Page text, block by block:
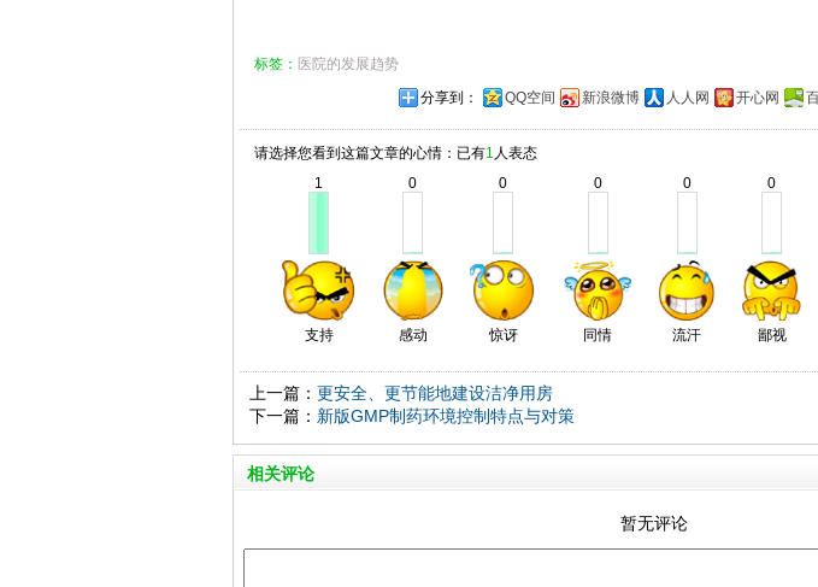
标签： 医院的发展趋势
分享到：
QQ空间 新浪微博 人人网 开心网
请选择您看到这篇文章的心情：已有1 人表态
1
支持
0
感动
0
惊讶
0
同情
0
流汗
0
鄙视
上一篇： 更安全、更节能地建设洁净用房
下一篇： 新版GMP制药环境控制特点与对策
相关评论
暂无评论